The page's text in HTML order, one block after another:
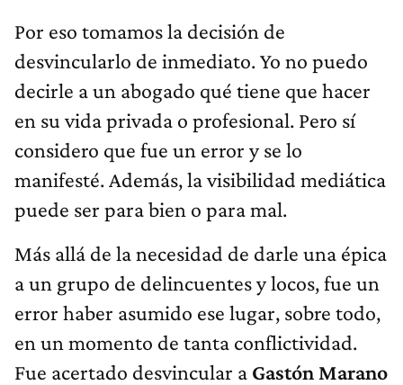
Por eso tomamos la decisión de
desvincularlo de inmediato. Yo no puedo
decirle a un abogado qué tiene que hacer
en su vida privada o profesional. Pero sí
considero que fue un error y se lo
manifesté. Además, la visibilidad mediática
puede ser para bien o para mal.
Más allá de la necesidad de darle una épica
a un grupo de delincuentes y locos, fue un
error haber asumido ese lugar, sobre todo,
en un momento de tanta conflictividad.
Fue acertado desvincular a Gastón Marano